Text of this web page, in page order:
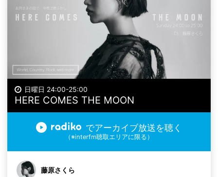
日曜日 24:00-25:00
HERE COMES THE MOON
でアーカイブ放送を聴く
（※interfm聴取エリアに限る）
藤原さくら